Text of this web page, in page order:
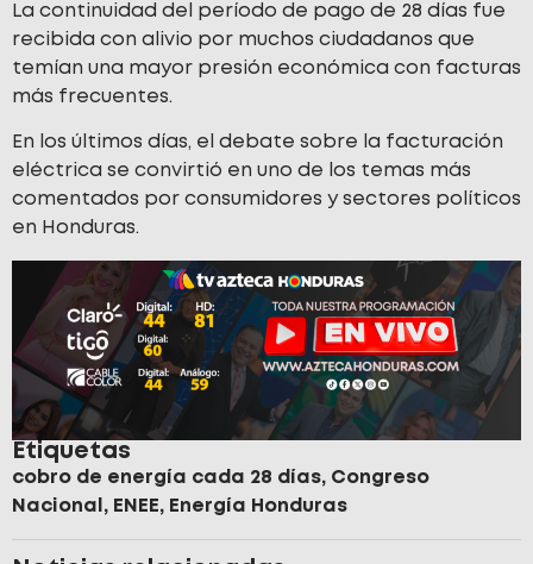
La continuidad del período de pago de 28 días fue
recibida con alivio por muchos ciudadanos que
temían una mayor presión económica con facturas
más frecuentes.
En los últimos días, el debate sobre la facturación
eléctrica se convirtió en uno de los temas más
comentados por consumidores y sectores políticos
en Honduras.
Etiquetas
cobro de energía cada 28 días, Congreso
Nacional , ENEE, Energía Honduras